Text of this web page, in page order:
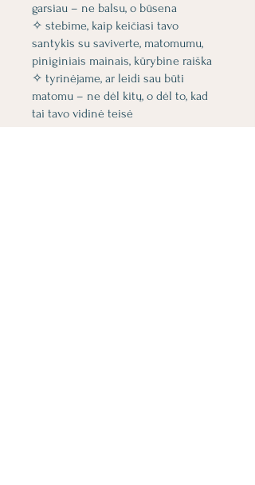
garsiau – ne balsu, o būsena
✧ stebime, kaip keičiasi tavo
santykis su saviverte, matomumu,
piniginiais mainais, kūrybine raiška
✧ tyrinėjame, ar leidi sau būti
matomu – ne dėl kitų, o dėl to, kad
tai tavo vidinė teisė